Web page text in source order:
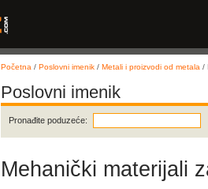
Početna / Poslovni imenik / Metali i proizvodi od metala /
Poslovni imenik
Pronađite poduzeće:
Mehanički materijali